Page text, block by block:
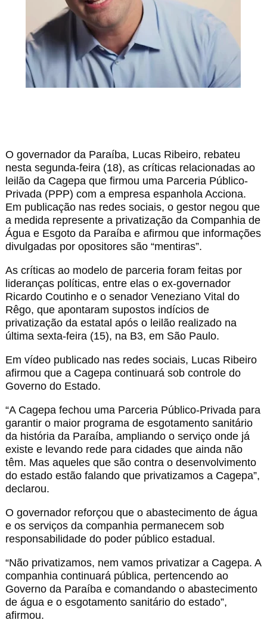
O governador da Paraíba, Lucas Ribeiro, rebateu
nesta segunda-feira (18), as críticas relacionadas ao
leilão da Cagepa que firmou uma Parceria Público-
Privada (PPP) com a empresa espanhola Acciona.
Em publicação nas redes sociais, o gestor negou que
a medida represente a privatização da Companhia de
Água e Esgoto da Paraíba e afirmou que informações
divulgadas por opositores são “mentiras”.
As críticas ao modelo de parceria foram feitas por
lideranças políticas, entre elas o ex-governador
Ricardo Coutinhoe o senador Veneziano Vital do
Rêgo, que apontaram supostos indícios de
privatização da estatal após o leilão realizado na
última sexta-feira (15), na B3, em São Paulo.
Em vídeo publicado nas redes sociais, Lucas Ribeiro
afirmou que a Cagepa continuará sob controle do
Governo do Estado.
“A Cagepa fechou uma Parceria Público-Privada para
garantir o maior programa de esgotamento sanitário
da história da Paraíba, ampliando o serviço onde já
existe e levando rede para cidades que ainda não
têm. Mas aqueles que são contra o desenvolvimento
do estado estão falando que privatizamos a Cagepa”,
declarou.
O governador reforçou que o abastecimento de água
e os serviços da companhia permanecem sob
responsabilidade do poder público estadual.
“Não privatizamos, nem vamos privatizar a Cagepa. A
companhia continuará pública, pertencendo ao
Governo da Paraíba e comandando o abastecimento
de água e o esgotamento sanitário do estado”,
afirmou.